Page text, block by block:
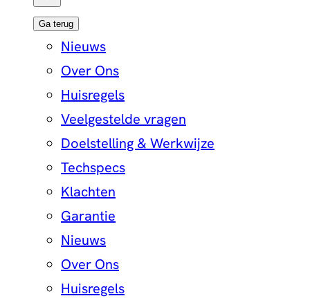
Ga terug
Nieuws
Over Ons
Huisregels
Veelgestelde vragen
Doelstelling & Werkwijze
Techspecs
Klachten
Garantie
Nieuws
Over Ons
Huisregels